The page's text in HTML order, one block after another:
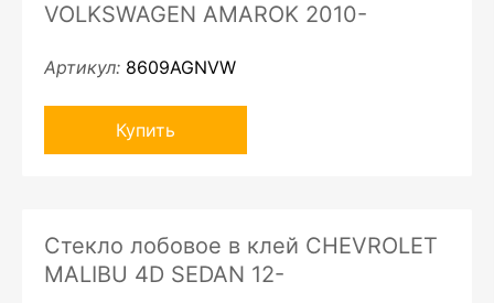
VOLKSWAGEN AMAROK 2010-
Артикул: 8609AGNVW
Купить
Стекло лобовое в клей CHEVROLET
MALIBU 4D SEDAN 12-